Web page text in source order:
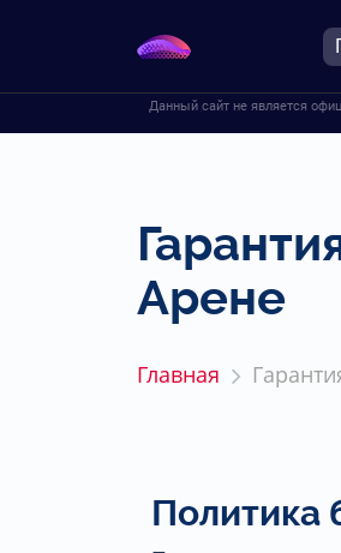
Данный сайт не является
Арене
Главная
Политика